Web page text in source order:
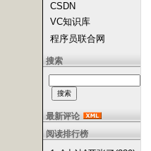
CSDN
VC知识库
程序员联合网
搜索
最新评论
阅读排行榜